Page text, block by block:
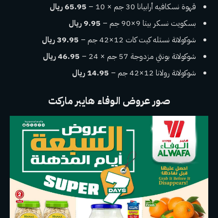
قهوة نسكافيه أرابيانا 30 جم × 10 –
65.95 ريال
بسكويت نسكر بيتا 9×90 جم –
9.95 ريال
شوكولاتة نستله كيت كات 12×42 جم –
39.95 ريال
شوكولاتة بونتي مزدوجة 57 جم × 24 –
46.95 ريال
شوكولاتة رولانا 12×42 جم –
14.95 ريال
صور عروض الوفاء هايبر ماركت